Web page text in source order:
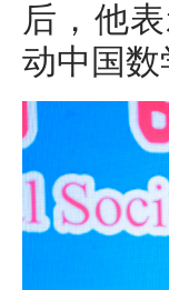
后，他
动中国数